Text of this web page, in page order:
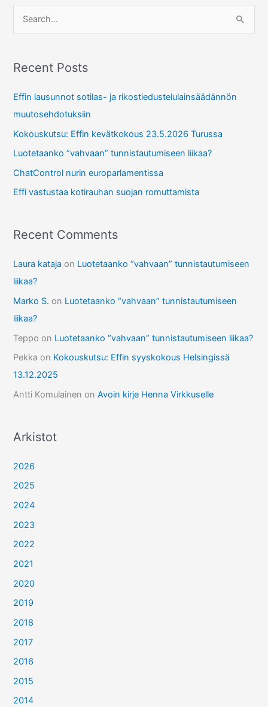
r
h
f
o
r
:
Recent Posts
Effin lausunnot sotilas- ja rikostiedustelulainsäädännön
muutosehdotuksiin
Kokouskutsu: Effin kevätkokous 23.5.2026 Turussa
Luotetaanko “vahvaan” tunnistautumiseen liikaa?
ChatControl nurin europarlamentissa
Effi vastustaa kotirauhan suojan romuttamista
Recent Comments
Laura kataja on Luotetaanko “vahvaan” tunnistautumiseen
liikaa?
Marko S. on Luotetaanko “vahvaan” tunnistautumiseen
liikaa?
Teppo on Luotetaanko “vahvaan” tunnistautumiseen liikaa?
Pekka on Kokouskutsu: Effin syyskokous Helsingissä
13.12.2025
Antti Komulainen onAvoin kirje Henna Virkkuselle
Arkistot
2026
2025
2024
2023
2022
2021
2020
2019
2018
2017
2016
2015
2014